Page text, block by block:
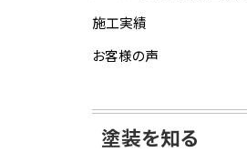
施工実績
お客様の声
塗装を知る